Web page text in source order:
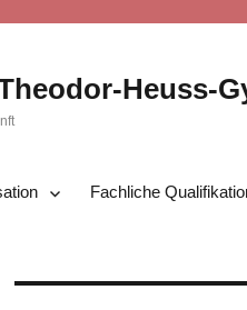
Heuss-
Fachliche